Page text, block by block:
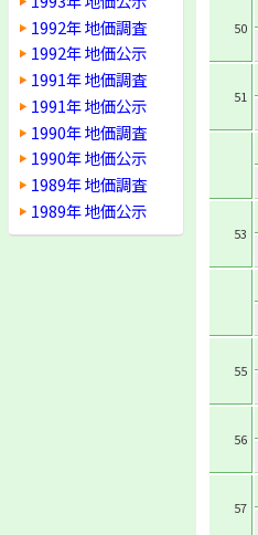
1992年 地価調査
1992年 地価公示
1991年 地価調査
1991年 地価公示
1990年 地価調査
1990年 地価公示
1989年 地価調査
1989年 地価公示
50
51
53
55
56
57